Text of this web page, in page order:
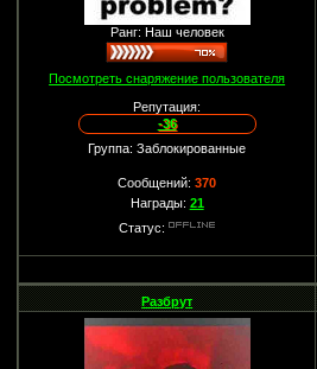
Ранг: Наш человек
Посмотреть снаряжение пользователя
Репутация:
-36
Группа: Заблокированные
Сообщений:370
Награды: 21
Статус:
Разбрут